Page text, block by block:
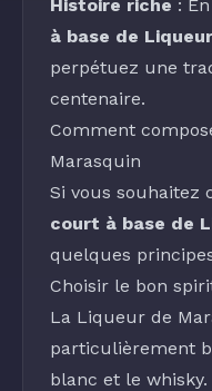
Histoire riche :
à base de
perpétuez une
centenaire.
Comment
Marasquin
Si vous souhaitez
court à base de
quelques
Choisir le bon
La Liqueur de
particulièrement
blanc et le whisky.